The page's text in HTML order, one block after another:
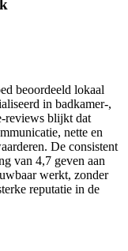
beoordeeld lokaal
in badkamer-,
reviews blijkt dat
nette en
De consistent
van 4,7 geven aan
werkt, zonder
reputatie in de